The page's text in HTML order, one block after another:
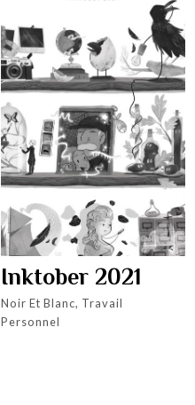
Inktober 2021
Noir Et Blanc, Travail
Personnel